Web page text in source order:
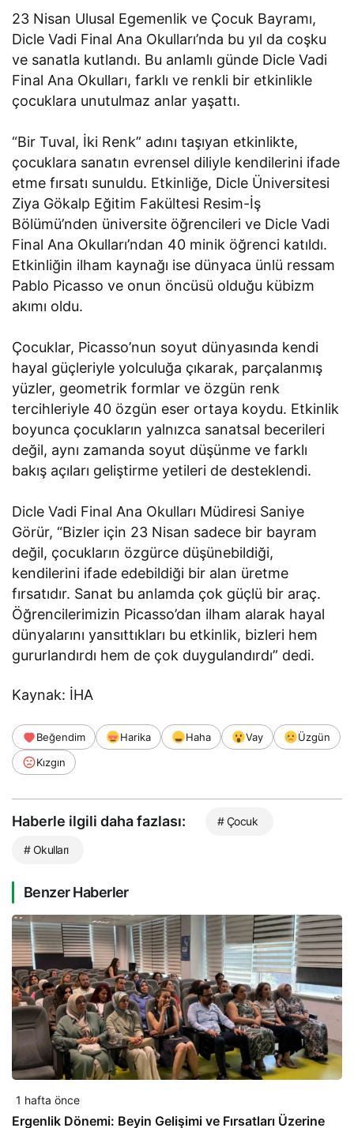
23 Nisan Ulusal Egemenlik ve Çocuk Bayramı,
Dicle Vadi Final Ana Okulları’nda bu yıl da coşku
ve sanatla kutlandı. Bu anlamlı günde Dicle Vadi
Final Ana Okulları, farklı ve renkli bir etkinlikle
çocuklara unutulmaz anlar yaşattı.
“Bir Tuval, İki Renk” adını taşıyan etkinlikte,
çocuklara sanatın evrensel diliyle kendilerini ifade
etme fırsatı sunuldu. Etkinliğe, Dicle Üniversitesi
Ziya Gökalp Eğitim Fakültesi Resim-İş
Bölümü’nden üniversite öğrencileri ve Dicle Vadi
Final Ana Okulları’ndan 40 minik öğrenci katıldı.
Etkinliğin ilham kaynağı ise dünyaca ünlü ressam
Pablo Picasso ve onun öncüsü olduğu kübizm
akımı oldu.
Çocuklar, Picasso’nun soyut dünyasında kendi
hayal güçleriyle yolculuğa çıkarak, parçalanmış
yüzler, geometrik formlar ve özgün renk
tercihleriyle 40 özgün eser ortaya koydu. Etkinlik
boyunca çocukların yalnızca sanatsal becerileri
değil, aynı zamanda soyut düşünme ve farklı
bakış açıları geliştirme yetileri de desteklendi.
Dicle Vadi Final Ana Okulları Müdiresi Saniye
Görür, “Bizler için 23 Nisan sadece bir bayram
değil, çocukların özgürce düşünebildiği,
kendilerini ifade edebildiği bir alan üretme
fırsatıdır. Sanat bu anlamda çok güçlü bir araç.
Öğrencilerimizin Picasso’dan ilham alarak hayal
dünyalarını yansıttıkları bu etkinlik, bizleri hem
gururlandırdı hem de çok duygulandırdı” dedi.
Kaynak: İHA
Beğendim Harika Haha Vay
Üzgün
Kızgın
Haberle ilgili daha fazlası: # Çocuk
# Okulları
Benzer Haberler
1 hafta önce
Ergenlik Dönemi: Beyin Gelişimi ve Fırsatları Üzerine